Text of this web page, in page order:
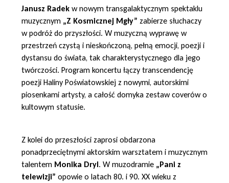
Janusz Radek w nowym transgalaktycznym spektaklu
muzycznym „Z Kosmicznej Mgły” zabierze słuchaczy
w podróż do przyszłości. W muzyczną wyprawę w
przestrzeń czystą i nieskończoną, pełną emocji, poezji i
dystansu do świata, tak charakterystycznego dla jego
twórczości. Program koncertu łączy transcendencję
poezji Haliny Poświatowskiej z nowymi, autorskimi
piosenkami artysty, a całość domyka zestaw coverów o
kultowym statusie.
Z kolei do przeszłości zaprosi obdarzona
ponadprzeciętnymi aktorskim warsztatem i muzycznym
talentem Monika Dryl. W muzodramie „Pani z
telewizji” opowie o latach 80. i 90. XX wieku z